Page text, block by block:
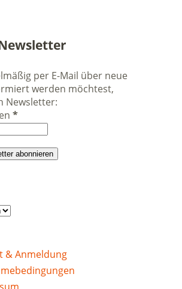
per E-Mail über neue
werden möchtest,
Newsletter:
*
& Anmeldung